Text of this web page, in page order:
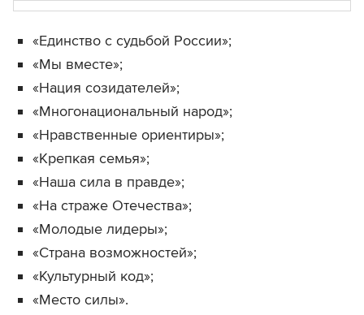
«Единство с судьбой России»;
«Мы вместе»;
«Нация созидателей»;
«Многонациональный народ»;
«Нравственные ориентиры»;
«Крепкая семья»;
«Наша сила в правде»;
«На страже Отечества»;
«Молодые лидеры»;
«Страна возможностей»;
«Культурный код»;
«Место силы».